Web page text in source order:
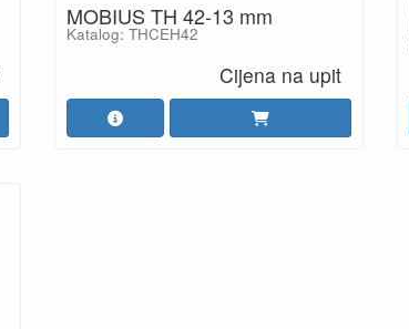
MOBIUS TH 42-13 mm
Katalog: THCEH42
Cijena na upit